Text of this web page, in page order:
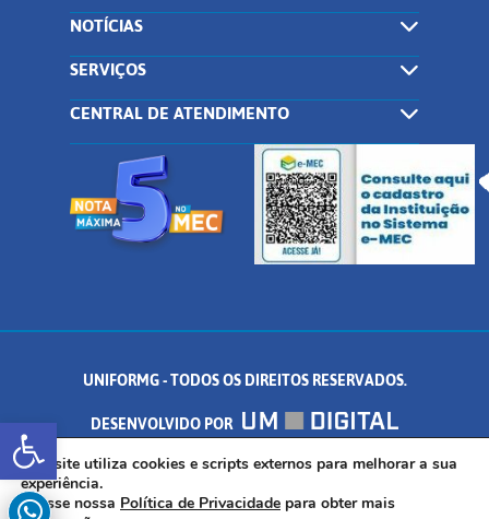
Abrir a barra de ferramentas
NOTÍCIAS
SERVIÇOS
CENTRAL DE ATENDIMENTO
UNIFORMG - TODOS OS DIREITOS RESERVADOS.
DESENVOLVIDO POR
AV. DR. ARNALDO DE SENNA, 328 - PALMEIRAS, FORMIGA/MG - CEP:
35.574.530
Este site utiliza cookies e scripts externos para melhorar a sua
experiência.
Acesse nossa Política de Privacidade para obter mais